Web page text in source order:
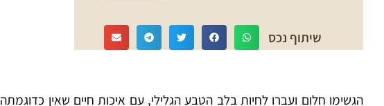
שיתוף נכס
הגשימו חלום ועברו לחיות בלב הטבע הגלילי, עם איכות חיים שאין